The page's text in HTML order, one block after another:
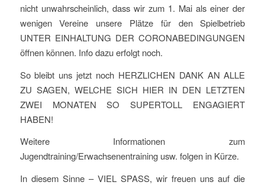
nicht unwahrscheinlich, dass wir zum 1. Mai als einer der
wenigen Vereine unsere Plätze für den Spielbetrieb
UNTER EINHALTUNG DER CORONABEDINGUNGEN
öffnen können. Info dazu erfolgt noch.
So bleibt uns jetzt noch HERZLICHEN DANK AN ALLE
ZU SAGEN, WELCHE SICH HIER IN DEN LETZTEN
ZWEI MONATEN SO SUPERTOLL ENGAGIERT
HABEN!
Weitere Informationen zum
Jugendtraining/Erwachsenentraining usw. folgen in Kürze.
In diesem Sinne – VIEL SPASS, wir freuen uns auf die